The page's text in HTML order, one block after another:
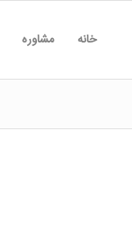
خانه مشاوره